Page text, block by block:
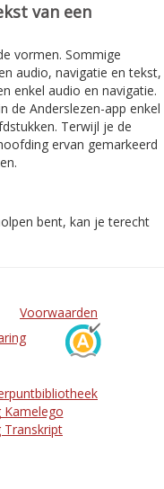
van een
vormen. Sommige
audio, navigatie en tekst,
enkel audio en navigatie.
de Anderslezen-app enkel
Terwijl je de
ervan gemarkeerd
bent, kan je terecht
Voorwaarden
Kamelego
Transkript